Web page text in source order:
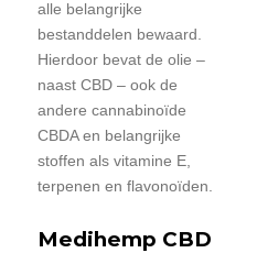
alle belangrijke
bestanddelen bewaard.
Hierdoor bevat de olie –
naast CBD – ook de
andere cannabinoïde
CBDA en belangrijke
stoffen als vitamine E,
terpenen en flavonoïden.
Medihemp CBD